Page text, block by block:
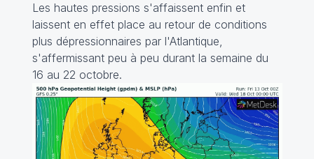
Les hautes pressions s'affaissent enfin et
laissent en effet place au retour de conditions
plus dépressionnaires par l'Atlantique,
s'affermissant peu à peu durant la semaine du
16 au 22 octobre.